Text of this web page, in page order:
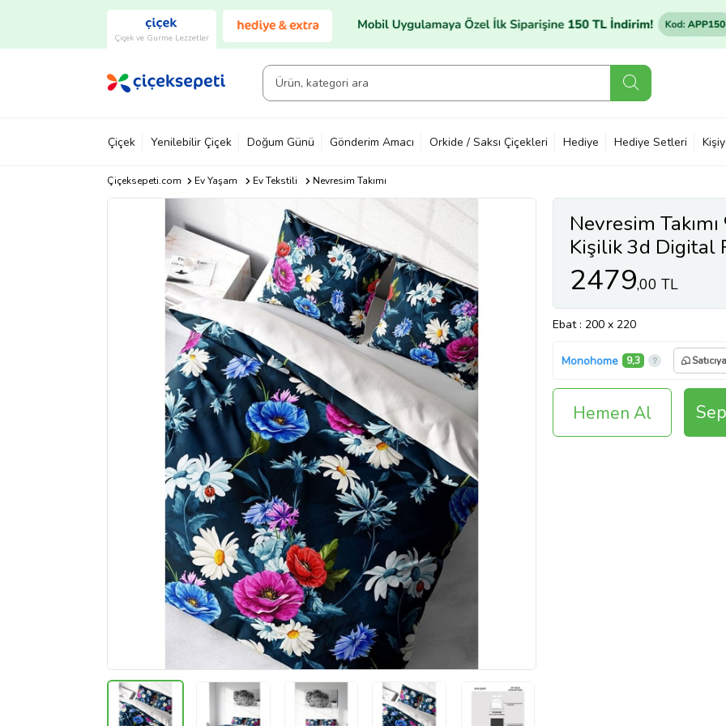
Çiçek ve Gurme Lezzetler
Çiçek Yenilebilir Çiçek Doğum Günü Gönderim Amacı Orkide / Saksı Çiçekleri Hediye Hediye Setleri
Çiçeksepeti.com Ev Yaşam Ev Tekstili Nevresim Takımı
Nevresim
Kişilik 3d Digital
2479,00 TL
Ebat : 200 x 220
Monohome 9,3
Hemen Al